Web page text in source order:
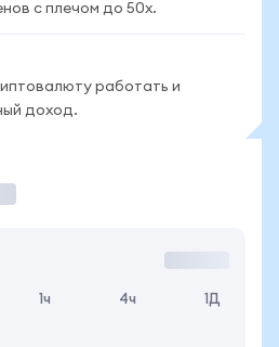
с плечом до 50x.
работать и
доход.
1ч 4ч 1Д